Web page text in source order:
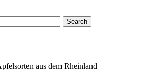
Search
aus dem Rheinland